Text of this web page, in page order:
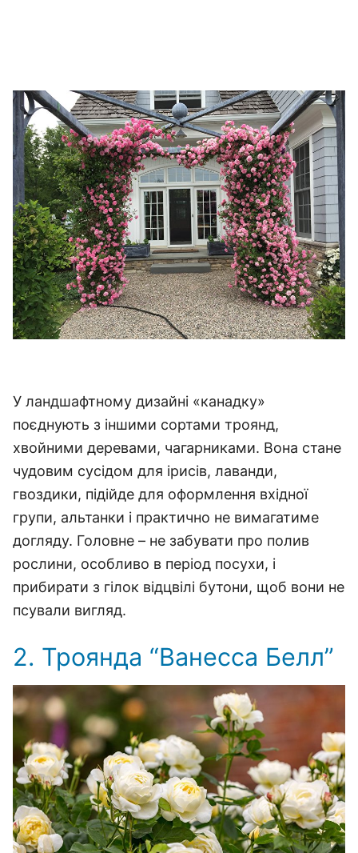
У ландшафтному дизайні «канадку»
поєднують з іншими сортами троянд,
хвойними деревами, чагарниками. Вона стане
чудовим сусідом для ірисів, лаванди,
гвоздики, підійде для оформлення вхідної
групи, альтанки і практично не вимагатиме
догляду. Головне – не забувати про полив
рослини, особливо в період посухи, і
прибирати з гілок відцвілі бутони, щоб вони не
псували вигляд.
2. Троянда “Ванесса Белл”